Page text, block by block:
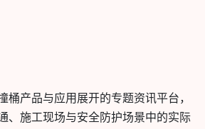
桶产品与应用展开的专题资讯平台，
、施工现场与安全防护场景中的实际